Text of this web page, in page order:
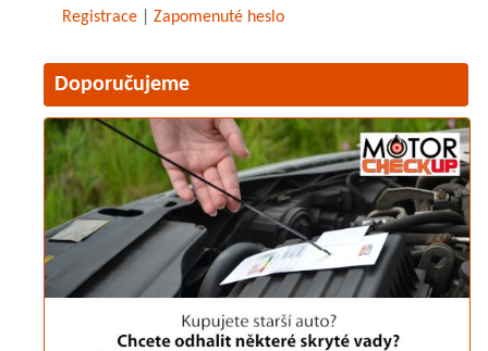
Registrace Zapomenuté heslo
Doporučujeme